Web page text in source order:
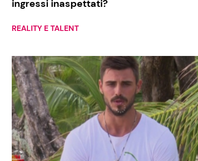
ingressi inaspettati?
REALITY E TALENT